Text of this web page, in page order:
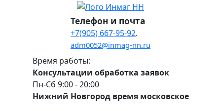
Телефон и почта
+7(905) 667-95-92.
adm0052@inmag-nn.ru
Время работы:
Консультации обработка заявок
Пн-Сб 9:00 - 20:00
Нижний Новгород время московское